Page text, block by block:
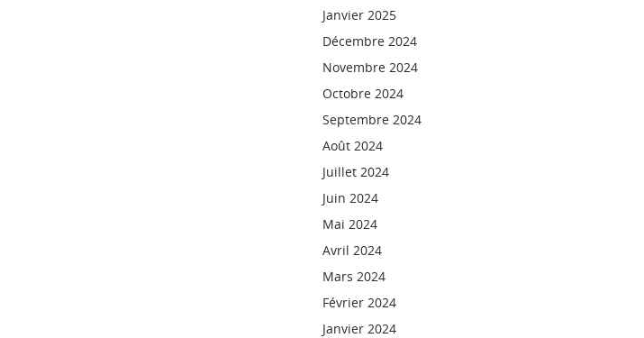
Janvier 2025
Décembre 2024
Novembre 2024
Octobre 2024
Septembre 2024
Août 2024
Juillet 2024
Juin 2024
Mai 2024
Avril 2024
Mars 2024
Février 2024
Janvier 2024